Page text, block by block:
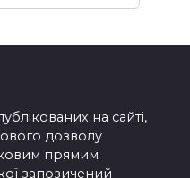
на сайті,
дозволу
прямим
запозичений